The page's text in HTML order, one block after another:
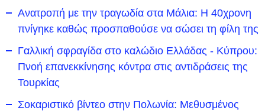
Ανατροπή με την τραγωδία στα Μάλια: Η 40χρονη
πνίγηκε καθώς προσπαθούσε να σώσει τη φίλη της
Γαλλική σφραγίδα στο καλώδιο Ελλάδας - Κύπρου:
Πνοή επανεκκίνησης κόντρα στις αντιδράσεις της
Τουρκίας
Σοκαριστικό βίντεο στην Πολωνία: Μεθυσμένος